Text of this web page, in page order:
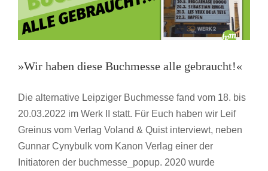
»Wir haben diese Buchmesse alle gebraucht!«
Die alternative Leipziger Buchmesse fand vom 18. bis
20.03.2022 im Werk II statt. Für Euch haben wir Leif
Greinus vom Verlag Voland & Quist interviewt, neben
Gunnar Cynybulk vom Kanon Verlag einer der
Initiatoren der buchmesse_popup. 2020 wurde